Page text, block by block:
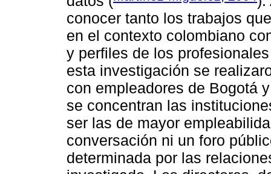
conocer tanto los trabajos
en el contexto colombiano
y perfiles de los
esta investigación se
con empleadores de Bogotá
se concentran las
ser las de mayor
conversación ni un foro
determinada por las